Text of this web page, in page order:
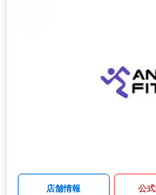
店舗情報 公